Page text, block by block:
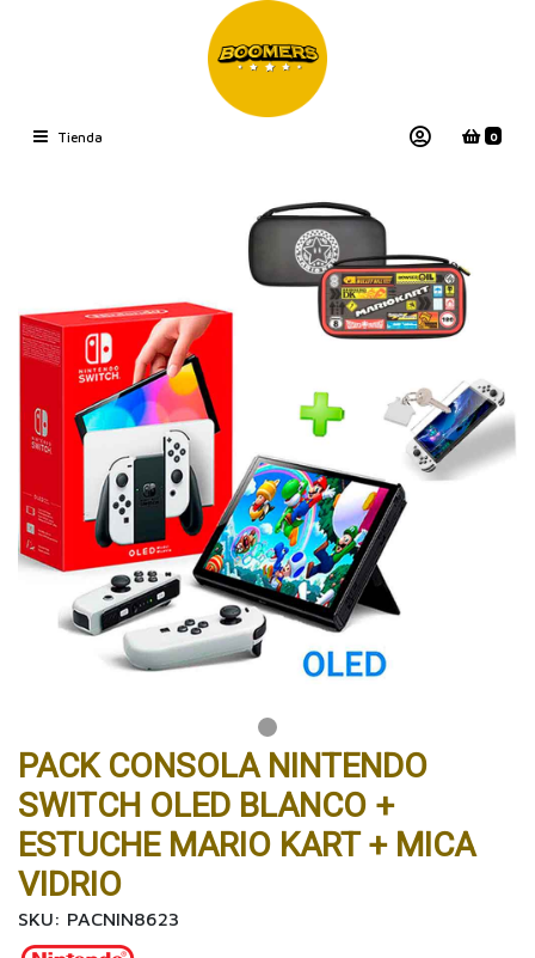
Tienda 0
PACK CONSOLA NINTENDO
SWITCH OLED BLANCO +
ESTUCHE MARIO KART + MICA
VIDRIO
SKU: PACNIN8623